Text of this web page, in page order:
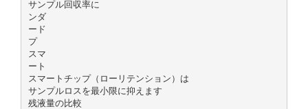
サンプル回収率に
ンダ
ード
プ
スマ
ート
スマートチップ（ローリテンション）は
サンプルロスを最小限に抑えます
残液量の比較